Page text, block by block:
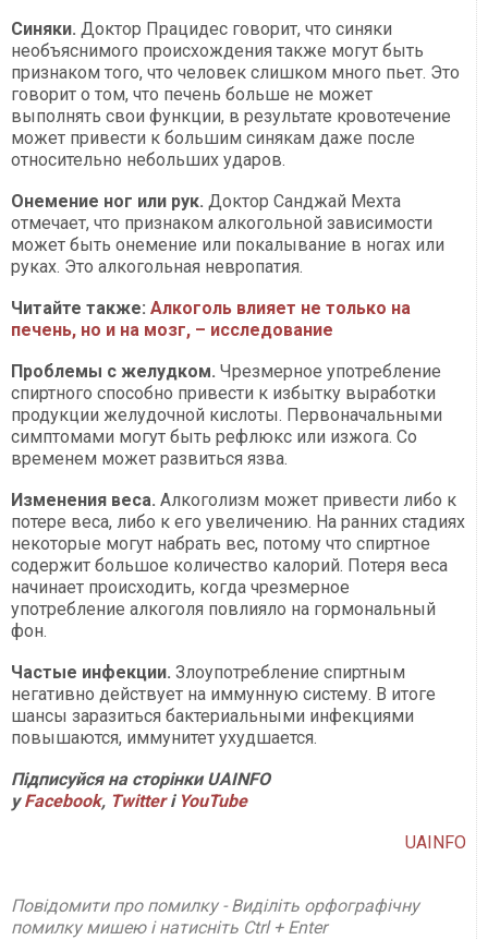
Синяки. Доктор Працидес говорит, что синяки
необъяснимого происхождения также могут быть
признаком того, что человек слишком много пьет. Это
говорит о том, что печень больше не может
выполнять свои функции, в результате кровотечение
может привести к большим синякам даже после
относительно небольших ударов.
Онемение ног или рук. Доктор Санджай Мехта
отмечает, что признаком алкогольной зависимости
может быть онемение или покалывание в ногах или
руках. Это алкогольная невропатия.
Читайте также: Алкоголь влияет не только на
печень, но и на мозг, – исследование
Проблемы с желудком. Чрезмерное употребление
спиртного способно привести к избытку выработки
продукции желудочной кислоты. Первоначальными
симптомами могут быть рефлюкс или изжога. Со
временем может развиться язва.
Изменения веса. Алкоголизм может привести либо к
потере веса, либо к его увеличению. На ранних стадиях
некоторые могут набрать вес, потому что спиртное
содержит большое количество калорий. Потеря веса
начинает происходить, когда чрезмерное
употребление алкоголя повлияло на гормональный
фон.
Частые инфекции. Злоупотребление спиртным
негативно действует на иммунную систему. В итоге
шансы заразиться бактериальными инфекциями
повышаются, иммунитет ухудшается.
Підписуйся на сторінки UAINFO
уFacebook, Twitterі YouTube
UAINFO
Повідомити про помилку - Виділіть орфографічну
помилку мишею і натисніть Ctrl + Enter